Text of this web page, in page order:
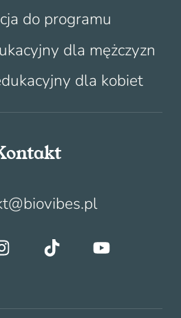
do programu
dla mężczyzn
dla kobiet